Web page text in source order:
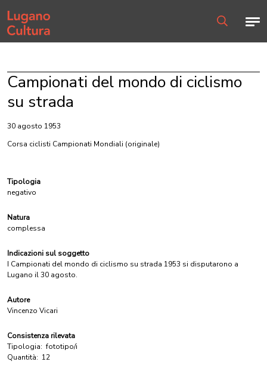
Home page
Campionati del mondo di ciclismo
su strada
30 agosto 1953
Corsa ciclisti Campionati Mondiali (originale)
Tipologia
negativo
Natura
complessa
Indicazioni sul soggetto
I Campionati del mondo di ciclismo su strada 1953 si disputarono a
Lugano il 30 agosto.
Autore
Vincenzo Vicari
Consistenza rilevata
Tipologia: fototipo/i
Quantità: 12